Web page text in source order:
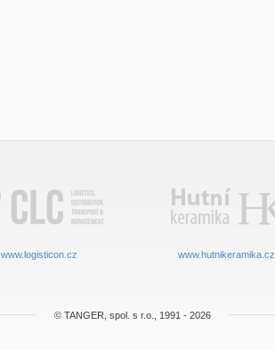
www.logisticon.cz www.hutnikeramika.cz
© TANGER, spol. s r.o., 1991 - 2026